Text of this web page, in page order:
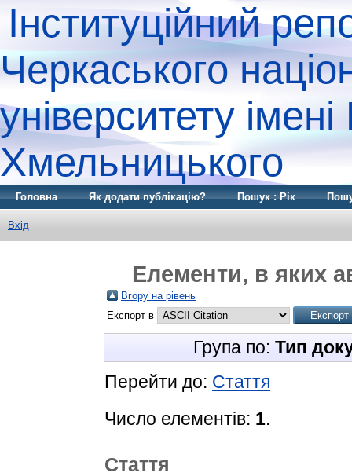
Інституційний
Черкаського
університету
Хмельницького
Головна Як додати публікацію? Пошук : Рік
Вхід
Елементи, в яких
Вгору на рівень
Експорт в
Група по: Тип
Перейти до: Стаття
Число елементів: 1.
Стаття